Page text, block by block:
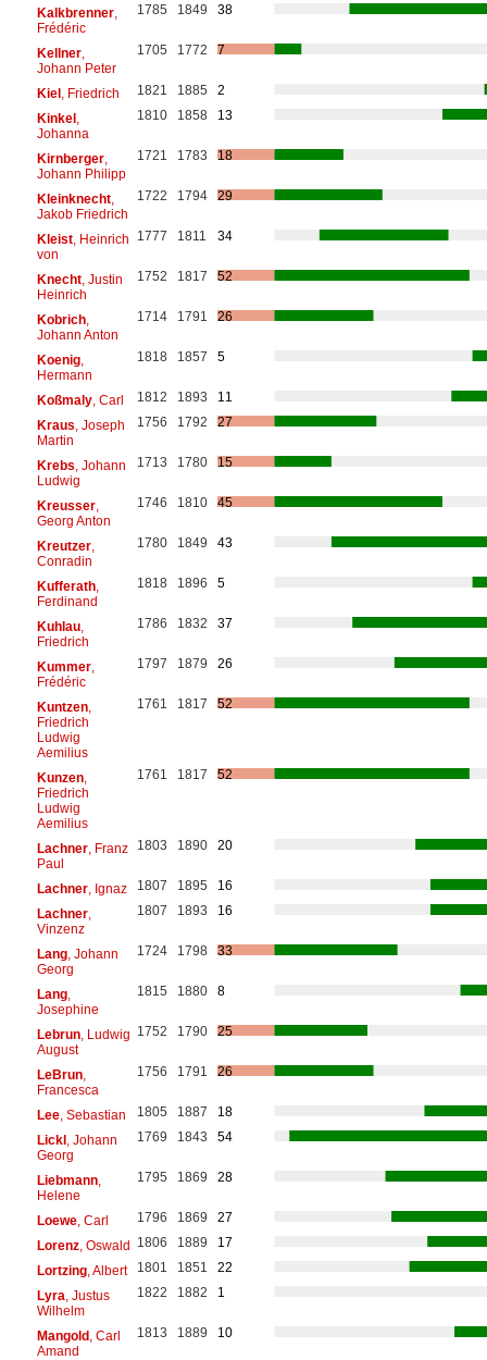
Kalkbrenner,
Frédéric
1785 1849 38
Kellner,
Johann Peter
1705 1772 7
Kiel, Friedrich 1821 1885
2
Kinkel,
Johanna
1810 1858 13
Kirnberger,
Johann Philipp
1721 1783 18
Kleinknecht,
Jakob Friedrich
1722 1794 29
Kleist, Heinrich
von
1777 1811 34
Knecht, Justin
Heinrich
1752 1817 52
Kobrich,
Johann Anton
1714 1791 26
Koenig,
Hermann
1818 1857 5
Koßmaly, Carl 1812 1893
11
Kraus , Joseph
Martin
1756 1792 27
Krebs , Johann
Ludwig
1713 1780 15
Kreusser,
Georg Anton
1746 1810 45
Kreutzer,
Conradin
1780 1849 43
Kufferath,
Ferdinand
1818 1896 5
Kuhlau,
Friedrich
1786 1832 37
Kummer,
Frédéric
1797 1879 26
Kuntzen,
Friedrich
Ludwig
Aemilius
1761 1817 52
Kunzen,
Friedrich
Ludwig
Aemilius
1761 1817 52
Lachner, Franz
Paul
1803 1890 20
Lachner, Ignaz 1807 1895
16
Lachner,
Vinzenz
1807 1893 16
Lang, Johann
Georg
1724 1798 33
Lang,
Josephine
1815 1880 8
Lebrun, Ludwig
August
1752 1790 25
LeBrun,
Francesca
1756 1791 26
Lee, Sebastian 1805 1887
18
Lickl, Johann
Georg
1769 1843 54
Liebmann,
Helene
1795 1869 28
Loewe, Carl 1796 1869
27
Lorenz, Oswald 1806 1889
17
Lortzing, Albert 1801 1851
22
Lyra , Justus
Wilhelm
1822 1882 1
Mangold, Carl
Amand
1813 1889 10